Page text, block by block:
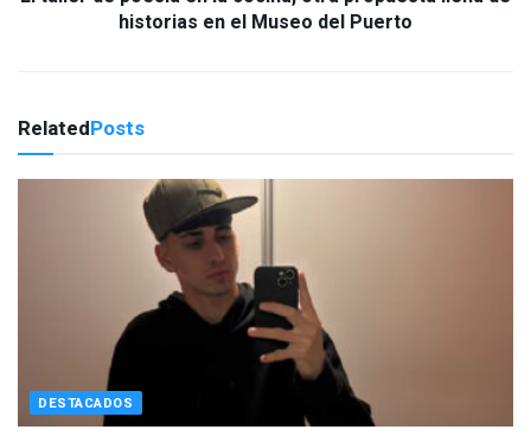
historias en el Museo del Puerto
RelatedPosts
DESTACADOS